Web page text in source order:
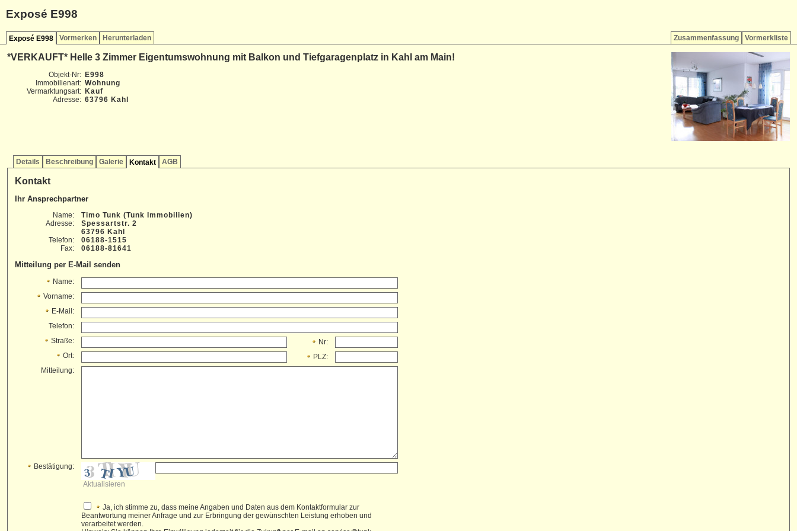
Exposé E998
Exposé E998 Vormerken Herunterladen Vormerkliste
Zusammenfassung
*VERKAUFT* Helle 3 Zimmer Eigentumswohnung mit Balkon und Tiefgaragenplatz in Kahl am Main!
Objekt-Nr: E998
Immobilienart: Wohnung
Vermarktungsart: Kauf
Adresse: 63796 Kahl
Details Beschreibung Galerie Kontakt AGB
Kontakt
Ihr Ansprechpartner
Name:
Timo Tunk (Tunk Immobilien)
Adresse:
Spessartstr. 2
63796 Kahl
Telefon:
06188-1515
Fax:
06188-81641
Mitteilung per E-Mail senden
Name:
Vorname:
E-Mail:
Telefon:
Straße:
Nr:
Ort:
PLZ:
Mitteilung:
Bestätigung:
Aktualisieren
Ja, ich stimme zu, dass meine Angaben und Daten aus dem Kontaktformular zur
Beantwortung meiner Anfrage und zur Erbringung der gewünschten Leistung erhoben und
verarbeitet werden.